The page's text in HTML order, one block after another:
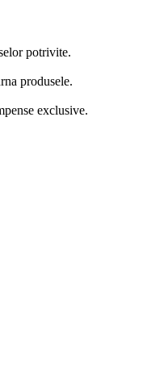
potrivite.
produsele.
exclusive.